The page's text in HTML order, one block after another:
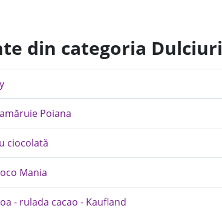
din categoria Dulciuri
Poiana
ciocolată
Mania
- rulada cacao - Kaufland